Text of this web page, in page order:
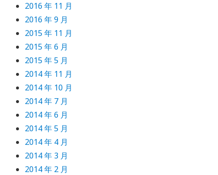
2016 年 11 月
2016 年 9 月
2015 年 11 月
2015 年 6 月
2015 年 5 月
2014 年 11 月
2014 年 10 月
2014 年 7 月
2014 年 6 月
2014 年 5 月
2014 年 4 月
2014 年 3 月
2014 年 2 月